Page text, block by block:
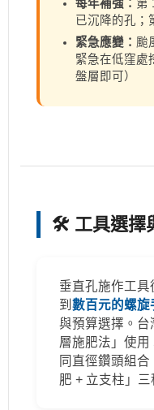
每年補強： 第
已沉降的孔；
緊急應變： 颱
緊急在低窪處
盤層即可）
🛠️ 工具選擇
垂直孔施作工具
到 數百元的螺旋
與預算選擇。台
層施肥法」使用
同直徑鑽頭組
肥 + 立支柱」三